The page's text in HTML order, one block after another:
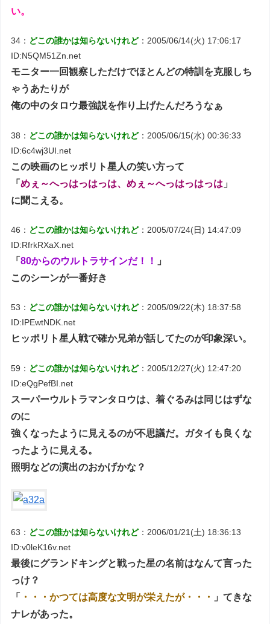
い。
34： どこの誰かは知らないけれど：2005/06/14(火) 17:06:17
ID:N5QM51Zn.net
モニター一回観察しただけでほとんどの特訓を克服しち
ゃうあたりが
俺の中のタロウ最強説を作り上げたんだろうなぁ
38： どこの誰かは知らないけれど：2005/06/15(水) 00:36:33
ID:6c4wj3UI.net
この映画のヒッポリト星人の笑い方って
「めぇ～へっはっはっは、めぇ～へっはっはっは 」
に聞こえる。
46： どこの誰かは知らないけれど：2005/07/24(日) 14:47:09
ID:RfrkRXaX.net
「80からのウルトラサインだ！！
」
このシーンが一番好き
53： どこの誰かは知らないけれど：2005/09/22(木) 18:37:58
ID:IPEwtNDK.net
ヒッポリト星人戦で確か兄弟が話してたのが印象深い。
59： どこの誰かは知らないけれど：2005/12/27(火) 12:47:20
ID:eQgPefBI.net
スーパーウルトラマンタロウは、着ぐるみは同じはずな
のに
強くなったように見えるのが不思議だ。ガタイも良くな
ったように見える。
照明などの演出のおかげかな？
63： どこの誰かは知らないけれど：2006/01/21(土) 18:36:13
ID:v0leK16v.net
最後にグランドキングと戦った星の名前はなんて言った
っけ？
「
・・・かつては高度な文明が栄えたが・・・
」てきな
ナレがあった。